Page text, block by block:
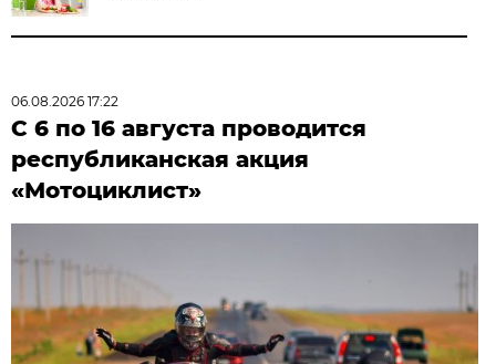
06.08.2026 17:22
С 6 по 16 августа проводится
республиканская акция
«Мотоциклист»